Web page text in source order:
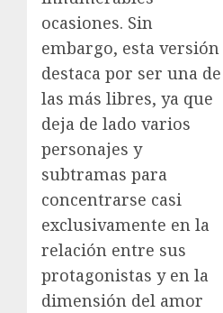
ocasiones. Sin
embargo, esta versión
destaca por ser una de
las más libres, ya que
deja de lado varios
personajes y
subtramas para
concentrarse casi
exclusivamente en la
relación entre sus
protagonistas y en la
dimensión del amor